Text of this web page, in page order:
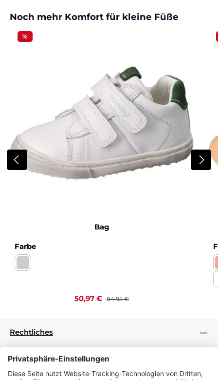
Produktgalerie überspringen
Noch mehr Komfort für kleine Füße
%
Bag
Farbeauswählen
Nappa bianco Kaltfutter
Verkaufspreis:
50,97 € Regulärer Preis:
84,95 €
Rechtliches
Informationen